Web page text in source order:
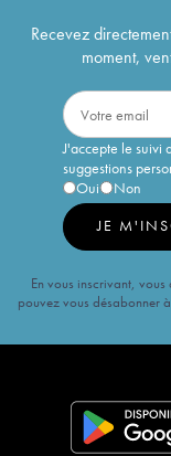
Recevez
moment,
J'accepte le suivi
suggestions
Oui
Non
JE
En vous inscrivant,
pouvez vous désabonner